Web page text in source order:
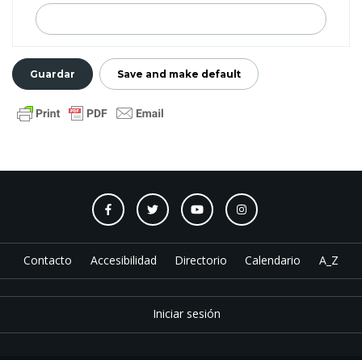
Contacto Accesibilidad Directorio Calendario A_Z
Iniciar sesión